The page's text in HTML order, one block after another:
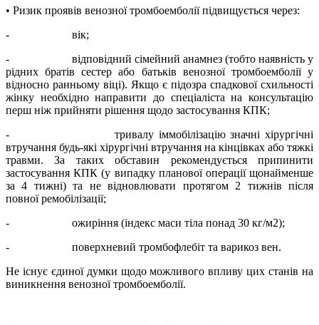
• Ризик проявів венозної тромбоемболії підвищується через:
-
вік;
-
відповідний сімейний анамнез (тобто наявність у
рідних братів сестер або батьків венозної тромбоемболії у
відносно ранньому віці). Якщо є підозра спадкової схильності
жінку необхідно направити до спеціаліста на консультацію
перш ніж прийняти рішення щодо застосування КПК;
-
тривалу іммобілізацію значні хірургічні
втручання будь-які хірургічні втручання на кінцівках або тяжкі
травми. За таких обставин рекомендується припинити
застосування КПК (у випадку планової операції щонайменше
за 4 тижні) та не відновлювати протягом 2 тижнів після
повної ремобілізації;
-
ожиріння (індекс маси тіла понад 30 кг/м2);
-
поверхневий тромбофлебіт та варикоз вен.
Не існує єдиної думки щодо можливого впливу цих станів на
виникнення венозної тромбоемболії.